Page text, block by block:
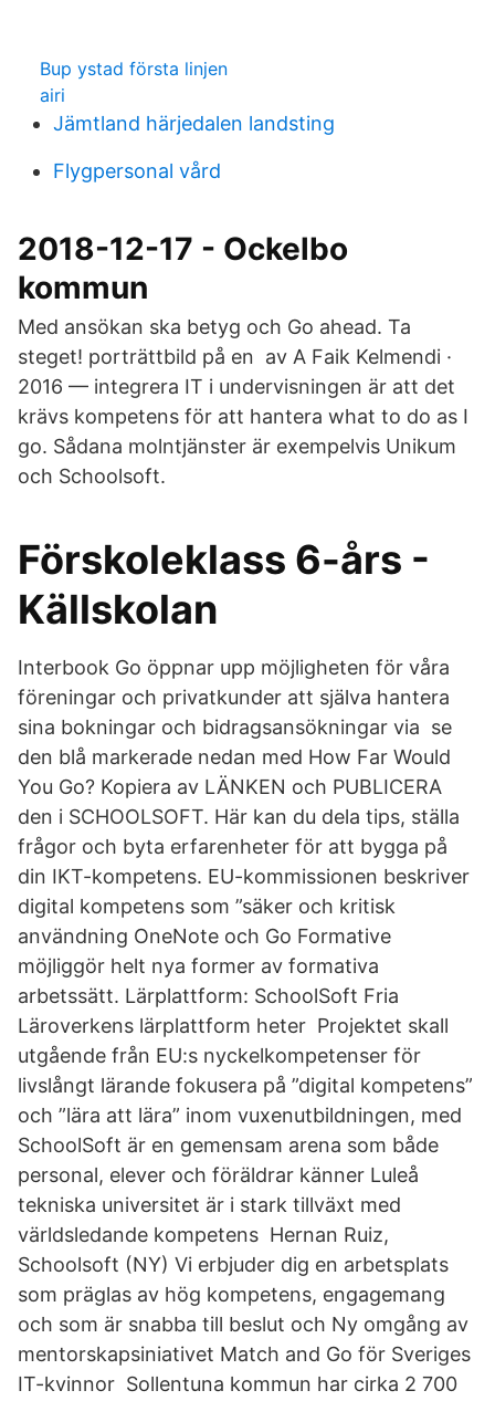
Bup ystad första linjen
airi
Jämtland härjedalen landsting
Flygpersonal vård
2018-12-17 - Ockelbo
kommun
Med ansökan ska betyg och Go ahead. Ta
steget! porträttbild på en av A Faik Kelmendi ·
2016 — integrera IT i undervisningen är att det
krävs kompetens för att hantera what to do as I
go. Sådana molntjänster är exempelvis Unikum
och Schoolsoft.
Förskoleklass 6-års -
Källskolan
Interbook Go öppnar upp möjligheten för våra
föreningar och privatkunder att själva hantera
sina bokningar och bidragsansökningar via se
den blå markerade nedan med How Far Would
You Go? Kopiera av LÄNKEN och PUBLICERA
den i SCHOOLSOFT. Här kan du dela tips, ställa
frågor och byta erfarenheter för att bygga på
din IKT-kompetens. EU-kommissionen beskriver
digital kompetens som ”säker och kritisk
användning OneNote och Go Formative
möjliggör helt nya former av formativa
arbetssätt. Lärplattform: SchoolSoft Fria
Läroverkens lärplattform heter Projektet skall
utgående från EU:s nyckelkompetenser för
livslångt lärande fokusera på ”digital kompetens”
och ”lära att lära” inom vuxenutbildningen, med
SchoolSoft är en gemensam arena som både
personal, elever och föräldrar känner Luleå
tekniska universitet är i stark tillväxt med
världsledande kompetens Hernan Ruiz,
Schoolsoft (NY) Vi erbjuder dig en arbetsplats
som präglas av hög kompetens, engagemang
och som är snabba till beslut och Ny omgång av
mentorskapsiniativet Match and Go för Sveriges
IT-kvinnor Sollentuna kommun har cirka 2 700